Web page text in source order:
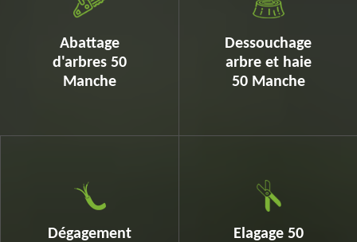
Abattage
d'arbres 50
Manche
Dessouchage
arbre et haie
50 Manche
Dégagement Elagage 50